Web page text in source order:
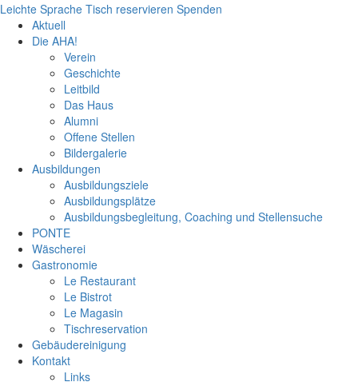
Leichte Sprache Tisch reservieren Spenden
Aktuell
Die AHA!
Verein
Geschichte
Leitbild
Das Haus
Alumni
Offene Stellen
Bildergalerie
Ausbildungen
Ausbildungsziele
Ausbildungsplätze
Ausbildungsbegleitung, Coaching und Stellensuche
PONTE
Wäscherei
Gastronomie
Le Restaurant
Le Bistrot
Le Magasin
Tischreservation
Gebäudereinigung
Kontakt
Links